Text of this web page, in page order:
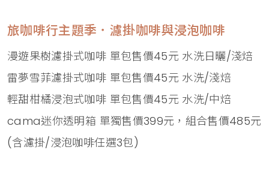
旅咖啡行主題季．濾掛咖啡與浸泡咖啡
漫遊果樹濾掛式咖啡 單包售價45元 水洗日曬/淺焙
雷夢雪菲濾掛式咖啡 單包售價45元 水洗/淺焙
輕甜柑橘浸泡式咖啡 單包售價45元 水洗/中焙
cama迷你透明箱 單獨售價399元，組合售價485元
(含濾掛/浸泡咖啡任選3包)